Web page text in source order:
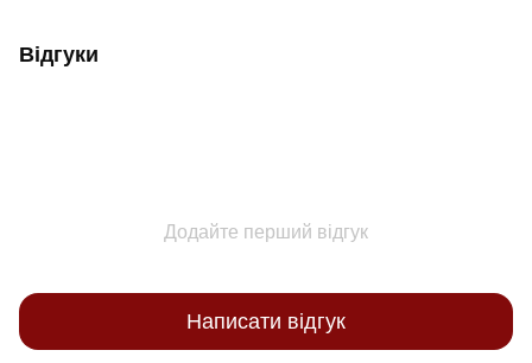
Відгуки
Додайте перший відгук
Написати відгук